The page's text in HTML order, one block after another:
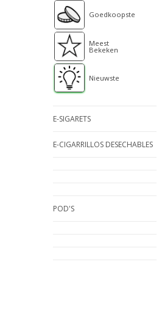
Goedkoopste
Meest
Bekeken
Nieuwste
E-SIGARETS
E-CIGARRILLOS DESECHABLES
POD'S